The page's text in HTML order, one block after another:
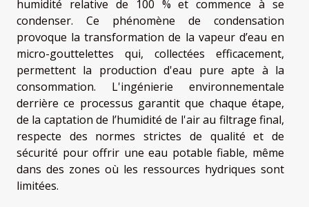
humidité relative de 100 % et commence à se
condenser. Ce phénomène de condensation
provoque la transformation de la vapeur d’eau en
micro-gouttelettes qui, collectées efficacement,
permettent la production d'eau pure apte à la
consommation. L'ingénierie environnementale
derrière ce processus garantit que chaque étape,
de la captation de l’humidité de l'air au filtrage final,
respecte des normes strictes de qualité et de
sécurité pour offrir une eau potable fiable, même
dans des zones où les ressources hydriques sont
limitées.